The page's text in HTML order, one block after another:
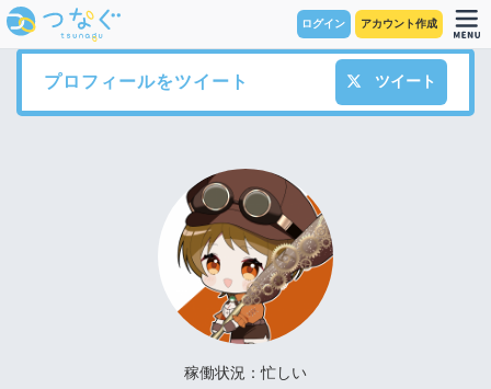
ログイン アカウント作成
プロフィールをツイート ツイート
稼働状況：忙しい